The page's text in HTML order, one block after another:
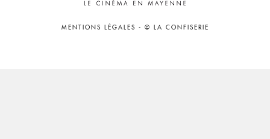
MENTIONS LÉGALES - © LA CONFISERIE